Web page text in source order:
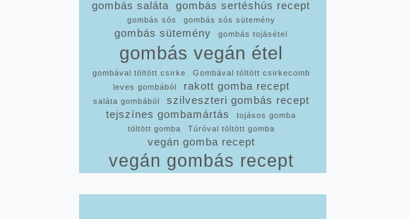
gombás saláta
gombás sertéshús recept
gombás sós gombás sós sütemény
gombás sütemény gombás tojásétel
gombás vegán étel
gombával töltött csirke
Gombával töltött csirkecomb
leves gombából
rakott gomba recept
saláta gombából
szilveszteri gombás recept
tejszínes gombamártás
tojásos gomba
töltött gomba
Túróval töltött gomba
vegán gomba recept
vegán gombás recept